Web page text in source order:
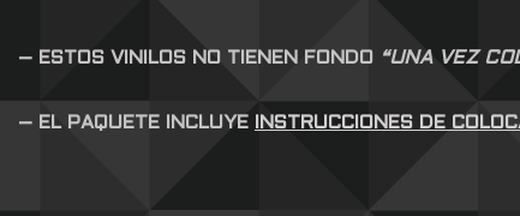
– ESTOS VINILOS NO TIENEN FONDO “UNA VEZ
– EL PAQUETE INCLUYE INSTRUCCIONES DE